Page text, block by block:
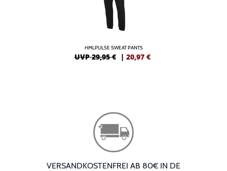
HMLPULSE SWEAT PANTS
UVP 29,95 € | 20,97 €
VERSANDKOSTENFREI AB 80€ IN DE